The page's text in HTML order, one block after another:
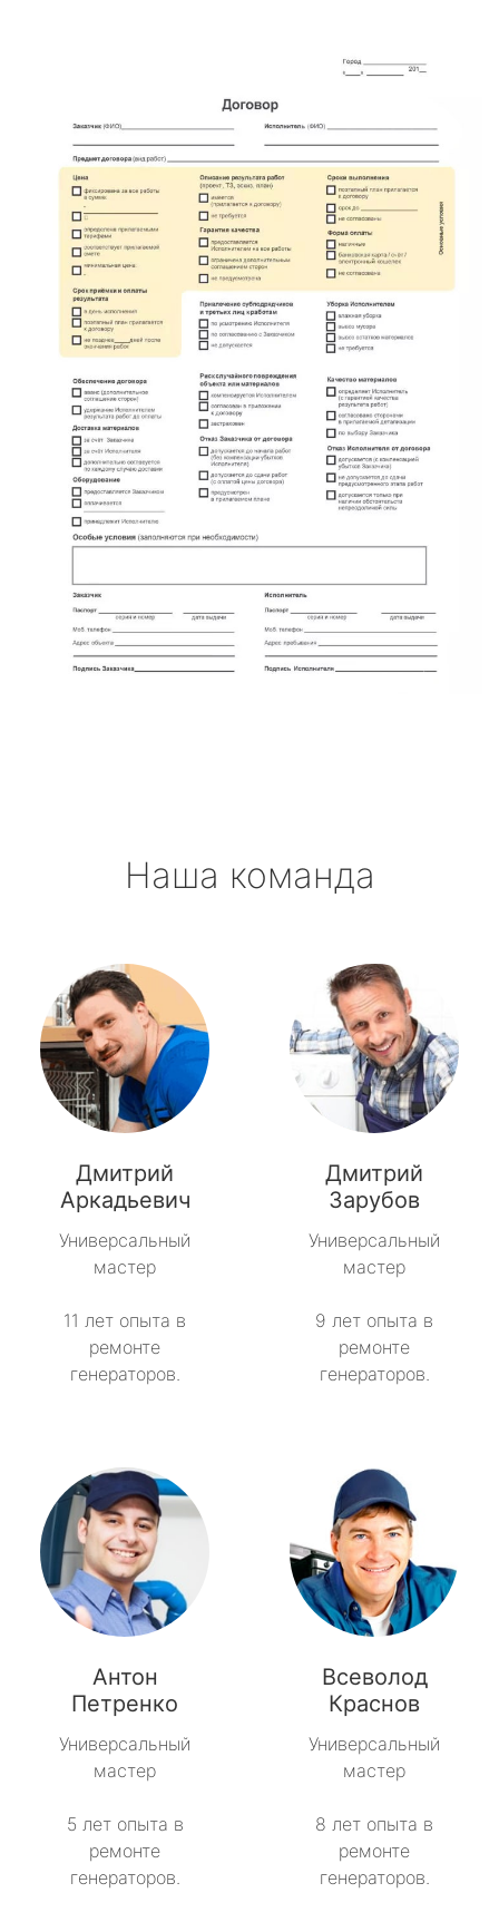
Наша команда
Дмитрий
Аркадьевич
Универсальный
мастер
11 лет опыта в
ремонте
генераторов.
Дмитрий
Зарубов
Универсальный
мастер
9 лет опыта в
ремонте
генераторов.
Антон
Петренко
Универсальный
мастер
5 лет опыта в
ремонте
генераторов.
Всеволод
Краснов
Универсальный
мастер
8 лет опыта в
ремонте
генераторов.